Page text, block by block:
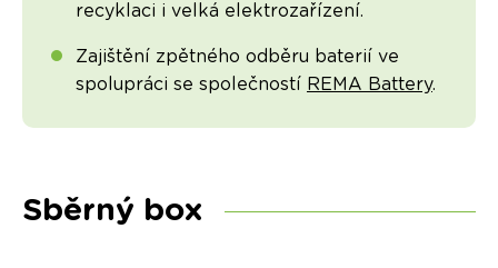
recyklaci i velká elektrozařízení.
Zajištění zpětného odběru baterií ve
spolupráci se společností REMA Battery.
Sběrný box